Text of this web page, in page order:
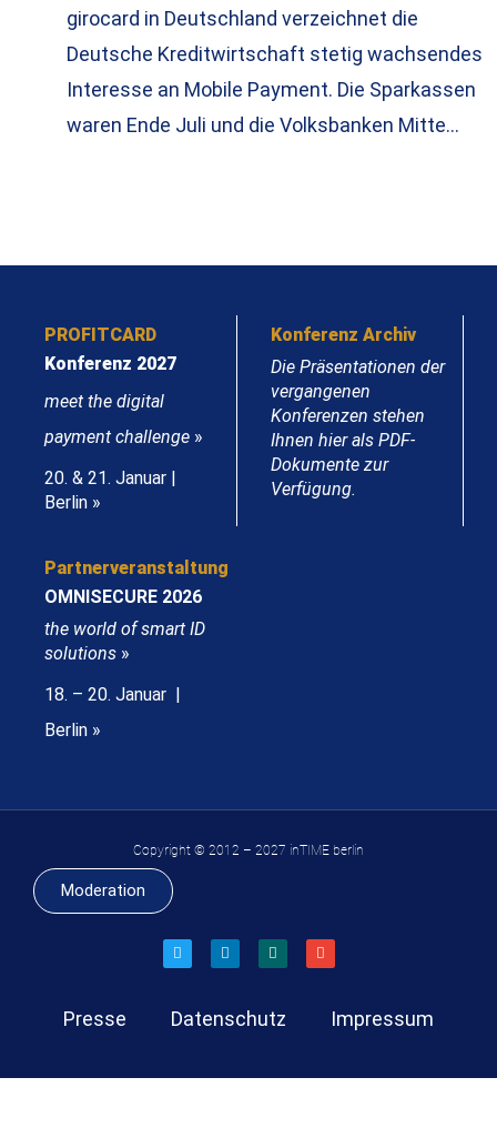
girocard in Deutschland verzeichnet die
Deutsche Kreditwirtschaft stetig wachsendes
Interesse an Mobile Payment. Die Sparkassen
waren Ende Juli und die Volksbanken Mitte…
PROFITCARD
Konferenz 2027
meet the digital
payment challenge »
20. & 21. Januar |
Berlin »
Konferenz Archiv
Die Präsentationen der
vergangenen
Konferenzen stehen
Ihnen hier als PDF-
Dokumente zur
Verfügung.
Partnerveranstaltung
OMNISECURE 2026
the world of smart ID
solutions »
18. – 20. Januar |
Berlin »
Copyright © 2012 – 2027 inTIME berlin
Moderation
Presse Datenschutz Impressum